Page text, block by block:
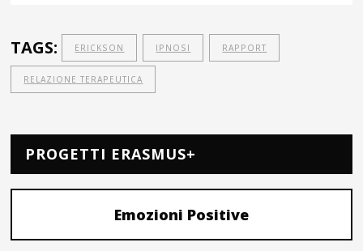
TAGS: ERICKSON IPNOSI RAPPORT
RELAZIONE TERAPEUTICA
PROGETTI ERASMUS+
Emozioni Positive